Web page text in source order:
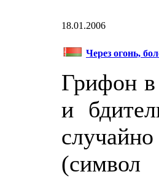
18.01.2006
Через огонь,
Грифон в
и